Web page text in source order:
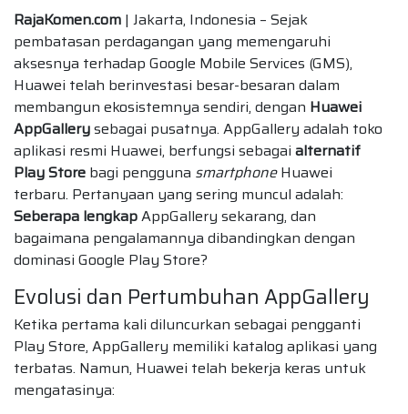
RajaKomen.com | Jakarta, Indonesia – Sejak
pembatasan perdagangan yang memengaruhi
aksesnya terhadap Google Mobile Services (GMS),
Huawei telah berinvestasi besar-besaran dalam
membangun ekosistemnya sendiri, dengan Huawei
AppGallerysebagai pusatnya. AppGallery adalah toko
aplikasi resmi Huawei, berfungsi sebagai alternatif
Play Store bagi pengguna smartphoneHuawei
terbaru. Pertanyaan yang sering muncul adalah:
Seberapa lengkapAppGallery sekarang, dan
bagaimana pengalamannya dibandingkan dengan
dominasi Google Play Store?
Evolusi dan Pertumbuhan AppGallery
Ketika pertama kali diluncurkan sebagai pengganti
Play Store, AppGallery memiliki katalog aplikasi yang
terbatas. Namun, Huawei telah bekerja keras untuk
mengatasinya: